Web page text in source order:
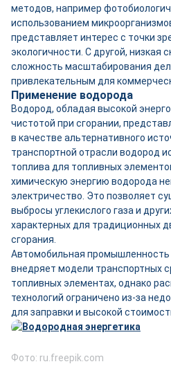
методов, например
использованием
представляет интерес с точки
экологичности. С другой, низкая
сложность масштабирования
привлекательным для
Применение водорода
Водород, обладая высокой
чистотой при сгорании,
в качестве альтернативного
транспортной отрасли водород
топлива для топливных
химическую энергию водорода
электричество. Это позволяет
выбросы углекислого газа и
характерных для традиционных
сгорания.
Автомобильная промышленность
внедряет модели транспортных
топливных элементах, однако
технологий ограничено из-за
для заправки и высокой
Фото: ru.freepik.com